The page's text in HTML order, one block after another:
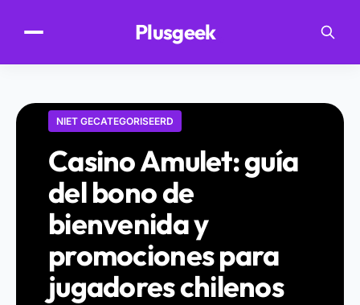
Plusgeek
NIET GECATEGORISEERD
Casino Amulet: guía
del bono de
bienvenida y
promociones para
jugadores chilenos